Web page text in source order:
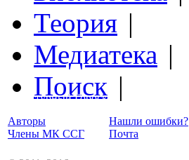
Теория |
Медиатека |
Поиск |
Структурный Гороскоп
Авторы
Члены МК ССГ
Нашли ошибки?
Почта